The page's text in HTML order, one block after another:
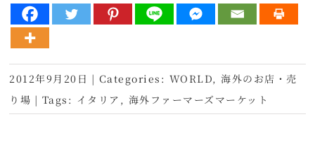
2012年9月20日 | Categories: WORLD,海外のお店・売
り場 | Tags: イタリア , 海外ファーマーズマーケット